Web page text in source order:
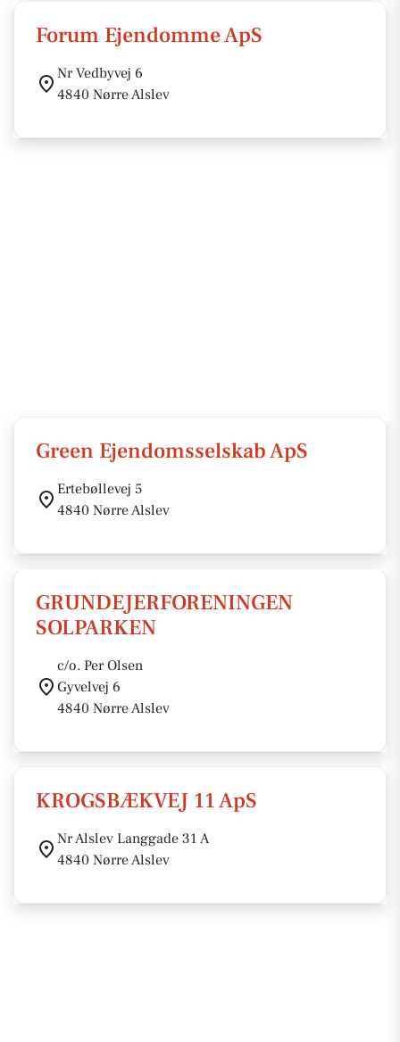
Forum Ejendomme ApS
Nr Vedbyvej 6
4840 Nørre Alslev
Green Ejendomsselskab ApS
Ertebøllevej 5
4840 Nørre Alslev
GRUNDEJERFORENINGEN
SOLPARKEN
c/o. Per Olsen
Gyvelvej 6
4840 Nørre Alslev
KROGSBÆKVEJ 11 ApS
Nr Alslev Langgade 31 A
4840 Nørre Alslev